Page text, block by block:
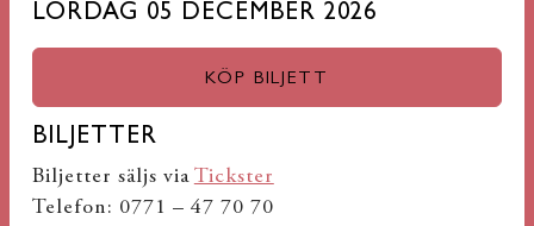
LÖRDAG 05 DECEMBER 2026
KÖP BILJETT
BILJETTER
Biljetter säljs via Tickster
Telefon: 0771 – 47 70 70